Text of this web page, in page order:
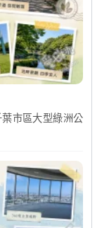
市區大型綠洲公